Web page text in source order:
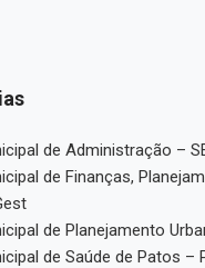
de Administração –
de Finanças,
de Planejamento
de Saúde de Patos –